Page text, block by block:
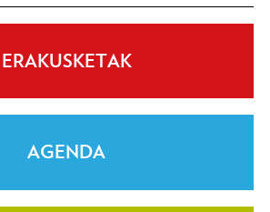
ERAKUSKETAK
AGENDA